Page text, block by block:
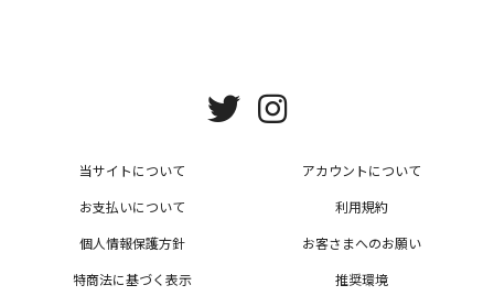
当サイトについて
アカウントについて
お支払いについて
利用規約
個人情報保護方針
お客さまへのお願い
特商法に基づく表示
推奨環境